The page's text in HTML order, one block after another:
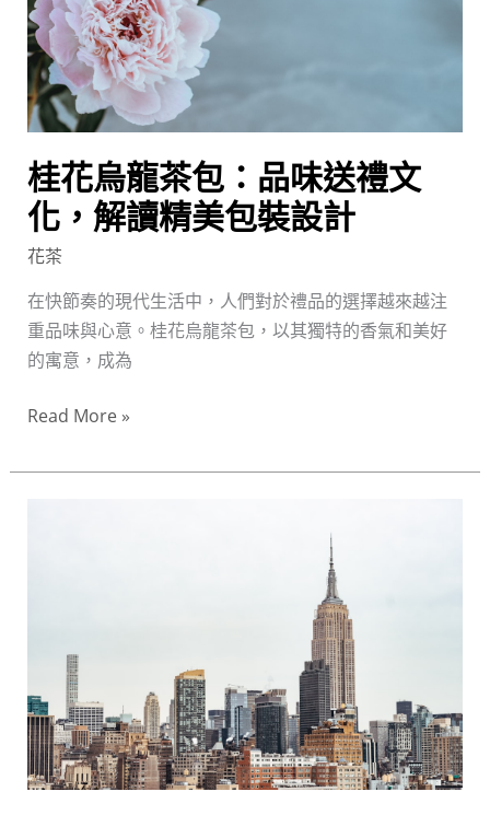
桂花烏龍茶包：品味送禮文
化，解讀精美包裝設計
花茶
在快節奏的現代生活中，人們對於禮品的選擇越來越注
重品味與心意。桂花烏龍茶包，以其獨特的香氣和美好
的寓意，成為
包：
品
味
送
禮
文
化，
解
讀
美
包
裝
計
Read More »
巡
禮：
茉
莉